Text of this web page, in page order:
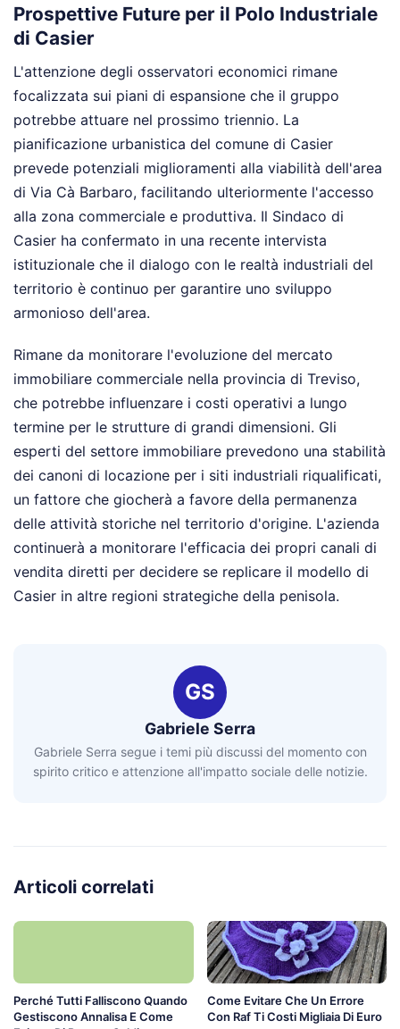
Prospettive Future per il Polo Industriale
di Casier
L'attenzione degli osservatori economici rimane
focalizzata sui piani di espansione che il gruppo
potrebbe attuare nel prossimo triennio. La
pianificazione urbanistica del comune di Casier
prevede potenziali miglioramenti alla viabilità dell'area
di Via Cà Barbaro, facilitando ulteriormente l'accesso
alla zona commerciale e produttiva. Il Sindaco di
Casier ha confermato in una recente intervista
istituzionale che il dialogo con le realtà industriali del
territorio è continuo per garantire uno sviluppo
armonioso dell'area.
Rimane da monitorare l'evoluzione del mercato
immobiliare commerciale nella provincia di Treviso,
che potrebbe influenzare i costi operativi a lungo
termine per le strutture di grandi dimensioni. Gli
esperti del settore immobiliare prevedono una stabilità
dei canoni di locazione per i siti industriali riqualificati,
un fattore che giocherà a favore della permanenza
delle attività storiche nel territorio d'origine. L'azienda
continuerà a monitorare l'efficacia dei propri canali di
vendita diretti per decidere se replicare il modello di
Casier in altre regioni strategiche della penisola.
GS
Gabriele Serra
Gabriele Serra segue i temi più discussi del momento con
spirito critico e attenzione all'impatto sociale delle notizie.
Articoli correlati
Perché Tutti Falliscono Quando
Gestiscono Annalisa E Come
Come Evitare Che Un Errore
Con Raf Ti Costi Migliaia Di Euro